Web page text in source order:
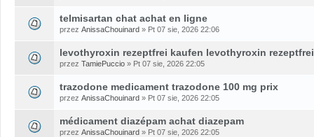
telmisartan chat achat en ligne
przez AnissaChouinard » Pt 07 sie, 2026 22:06
levothyroxin rezeptfrei kaufen levothyroxin
przez TamiePuccio » Pt 07 sie, 2026 22:05
trazodone medicament trazodone 100 mg prix
przez AnissaChouinard » Pt 07 sie, 2026 22:05
médicament diazépam achat diazepam
przez AnissaChouinard » Pt 07 sie, 2026 22:05